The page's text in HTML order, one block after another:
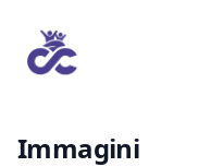
Immagini